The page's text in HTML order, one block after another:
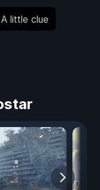
A little clue